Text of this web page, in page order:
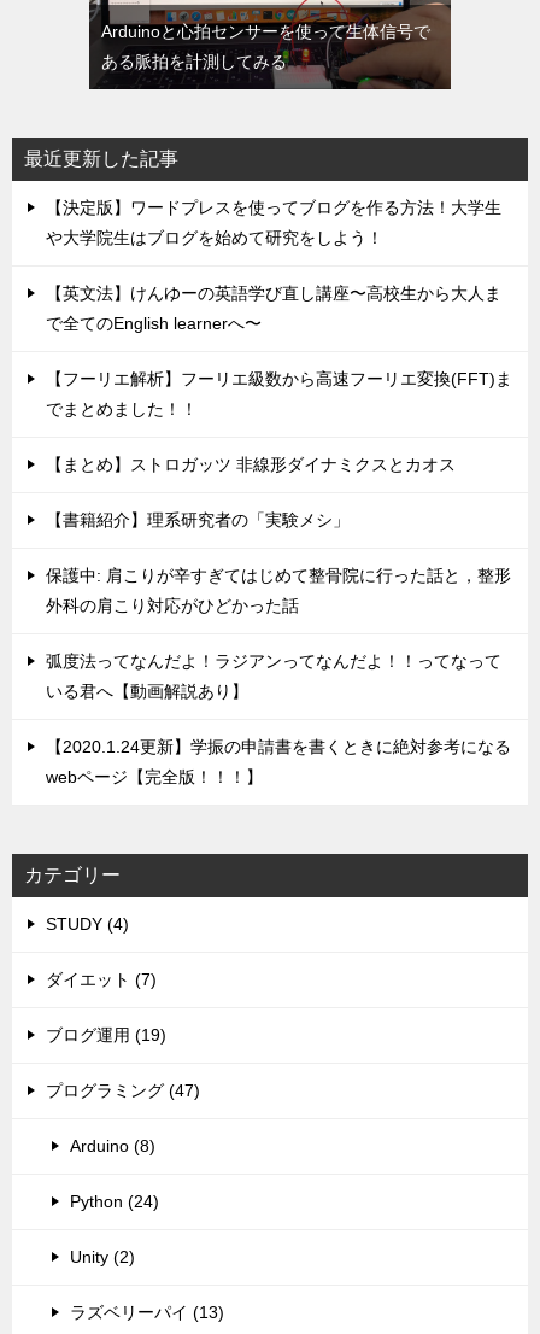
Arduinoと心拍センサーを使って生体信号で
ある脈拍を計測してみる
最近更新した記事
【決定版】ワードプレスを使ってブログを作る方法！大学生
や大学院生はブログを始めて研究をしよう！
【英文法】けんゆーの英語学び直し講座〜高校生から大人ま
で全てのEnglish learnerへ〜
【フーリエ解析】フーリエ級数から高速フーリエ変換(FFT)ま
でまとめました！！
【まとめ】ストロガッツ 非線形ダイナミクスとカオス
【書籍紹介】理系研究者の「実験メシ」
保護中: 肩こりが辛すぎてはじめて整骨院に行った話と，整形
外科の肩こり対応がひどかった話
弧度法ってなんだよ！ラジアンってなんだよ！！ってなって
いる君へ【動画解説あり】
【2020.1.24更新】学振の申請書を書くときに絶対参考になる
webページ【完全版！！！】
カテゴリー
STUDY (4)
ダイエット (7)
ブログ運用 (19)
プログラミング (47)
Arduino (8)
Python (24)
Unity (2)
ラズベリーパイ (13)